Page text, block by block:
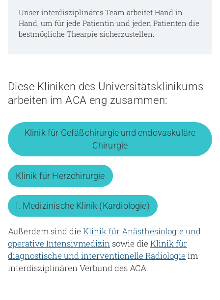
Unser interdisziplinäres Team arbeitet Hand in
Hand, um für jede Patientin und jeden Patienten die
bestmögliche Thearpie sicherzustellen.
Diese Kliniken des Universitätsklinikums
arbeiten im ACA eng zusammen:
Klinik für Gefäßchirurgie und endovaskuläre
Chirurgie
Klinik für Herzchirurgie
I. Medizinische Klinik (Kardiologie)
Außerdem sind die Klinik für Anästhesiologie und
operative Intensivmedizinsowie die Klinik für
diagnostische und interventionelle Radiologie im
interdisziplinären Verbund des ACA.